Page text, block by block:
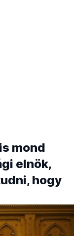
mond
elnök,
hogy